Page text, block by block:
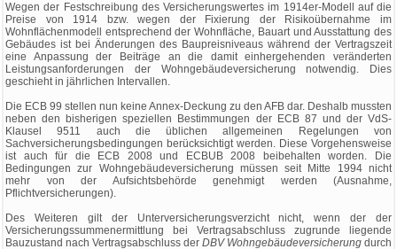
Wegen der Festschreibung des Versicherungswertes im 1914er-Modell auf die
Preise von 1914 bzw. wegen der Fixierung der Risikoübernahme im
Wohnflächenmodell entsprechend der Wohnfläche, Bauart und Ausstattung des
Gebäudes ist bei Änderungen des Baupreisniveaus während der Vertragszeit
eine Anpassung der Beiträge an die damit einhergehenden veränderten
Leistungsanforderungen der Wohngebäudeversicherung notwendig. Dies
geschieht in jährlichen Intervallen.
Die ECB 99 stellen nun keine Annex-Deckung zu den AFB dar. Deshalb mussten
neben den bisherigen speziellen Bestimmungen der ECB 87 und der VdS-
Klausel 9511 auch die üblichen allgemeinen Regelungen von
Sachversicherungsbedingungen berücksichtigt werden. Diese Vorgehensweise
ist auch für die ECB 2008 und ECBUB 2008 beibehalten worden. Die
Bedingungen zur Wohngebäudeversicherung müssen seit Mitte 1994 nicht
mehr von der Aufsichtsbehörde genehmigt werden (Ausnahme,
Pflichtversicherungen).
Des Weiteren gilt der Unterversicherungsverzicht nicht, wenn der der
Versicherungssummenermittlung bei Vertragsabschluss zugrunde liegende
Bauzustand nach Vertragsabschluss der DBV Wohngebäudeversicherung durch